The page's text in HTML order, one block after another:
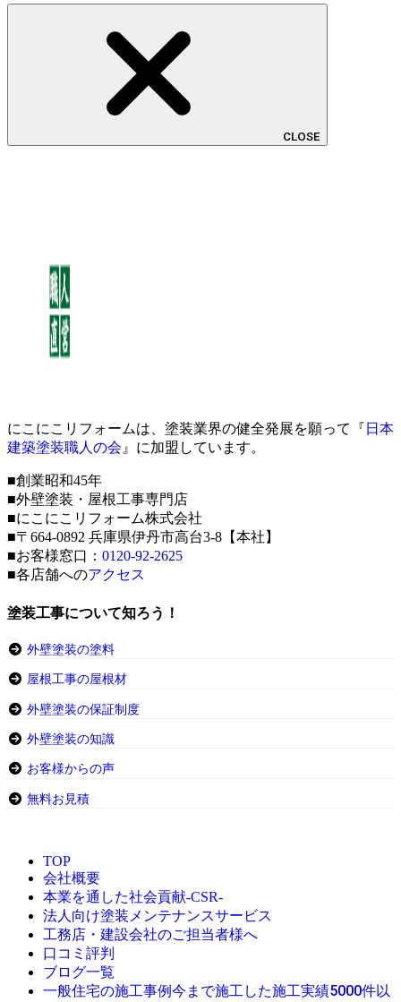
CLOSE
にこにこリフォームは、塗装業界の健全発展を願って『 日本
建築塗装職人の会 』に加盟しています。
■創業昭和45年
■外壁塗装・屋根工事専門店
■にこにこリフォーム株式会社
■〒664-0892 兵庫県伊丹市高台3-8【本社】
■お客様窓口： 0120-92-2625
■各店舗へのアクセス
塗装工事について知ろう！
外壁塗装の塗料
屋根工事の屋根材
外壁塗装の保証制度
外壁塗装の知識
お客様からの声
無料お見積
TOP
会社概要
本業を通した社会貢献-CSR-
法人向け塗装メンテナンスサービス
工務店・建設会社のご担当者様へ
口コミ評判
ブログ一覧
一般住宅の施工事例今まで施工した施工実績5000件以